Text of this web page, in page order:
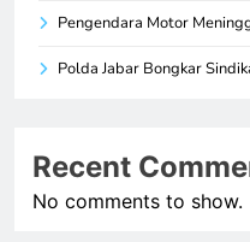
Pengendara Motor
Polda Jabar Bongkar
Recent
No comments to show.